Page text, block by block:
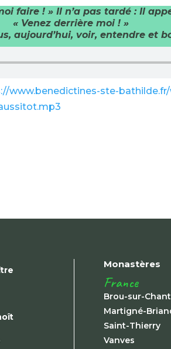
faire ! » Il n’a pas tardé : Il
« Venez derrière moi ! »
aujourd’hui, voir, entendre et
www.benedictines-ste-
Monastères
France
Brou-sur-
Martigné-
Saint-Thierry
Vanves